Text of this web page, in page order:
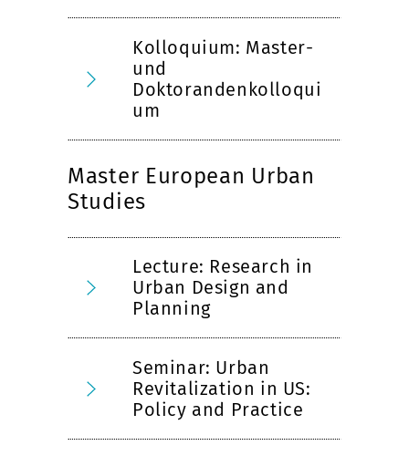
Kolloquium: Master-
und
Doktorandenkolloqui
um
Master European Urban
Studies
Lecture: Research in
Urban Design and
Planning
Seminar: Urban
Revitalization in US:
Policy and Practice